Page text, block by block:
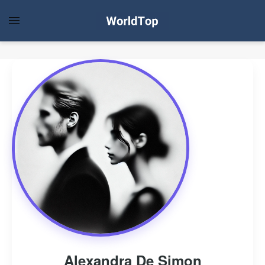
Alexandra De Simon